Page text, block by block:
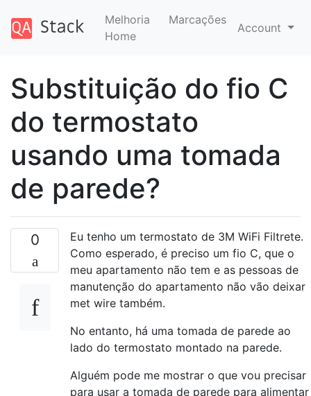
Melhoria
Home
Marcações
Account
Substituição do fio C
do termostato
usando uma tomada
de parede?
0
Eu tenho um termostato de 3M WiFi Filtrete.
Como esperado, é preciso um fio C, que o
meu apartamento não tem e as pessoas de
manutenção do apartamento não vão deixar
met wire também.
No entanto, há uma tomada de parede ao
lado do termostato montado na parede.
Alguém pode me mostrar o que vou precisar
para usar a tomada de parede para alimentar